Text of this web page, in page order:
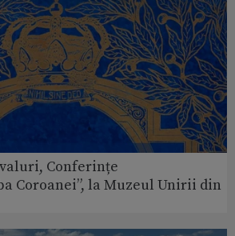
Conferințe
Coroanei”, la Muzeul Unirii din